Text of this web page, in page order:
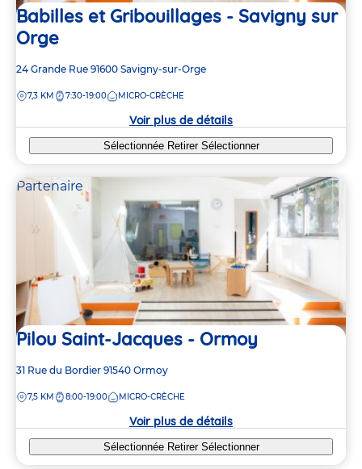
Babilles et Gribouillages - Savigny sur
Orge
Adresse
la
24 Grande Rue 91600 Savigny-sur-Orge
DISTANCE
7,3 KM 7:30-19:00 MICRO-CRÈCHE
Voir plus de détails
Sélectionnée Retirer Sélectionner
Partenaire
Pilou Saint-Jacques - Ormoy
Adresse
la
31 Rue du Bordier 91540 Ormoy
DISTANCE
7,5 KM 8:00-19:00 MICRO-CRÈCHE
Voir plus de détails
Sélectionnée Retirer Sélectionner